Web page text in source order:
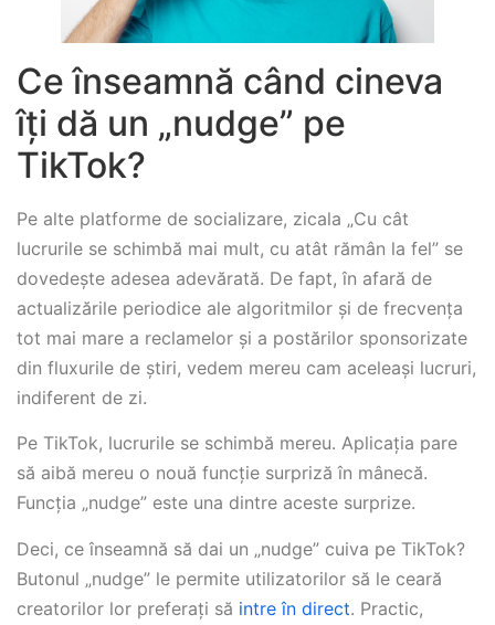
Ce înseamnă când cineva
îți dă un „nudge” pe
TikTok?
Pe alte platforme de socializare, zicala „Cu cât
lucrurile se schimbă mai mult, cu atât rămân la fel” se
dovedește adesea adevărată. De fapt, în afară de
actualizările periodice ale algoritmilor și de frecvența
tot mai mare a reclamelor și a postărilor sponsorizate
din fluxurile de știri, vedem mereu cam aceleași lucruri,
indiferent de zi.
Pe TikTok, lucrurile se schimbă mereu. Aplicația pare
să aibă mereu o nouă funcție surpriză în mânecă.
Funcția „nudge” este una dintre aceste surprize.
Deci, ce înseamnă să dai un „nudge” cuiva pe TikTok?
Butonul „nudge” le permite utilizatorilor să le ceară
creatorilor lor preferați să intre în direct. Practic,